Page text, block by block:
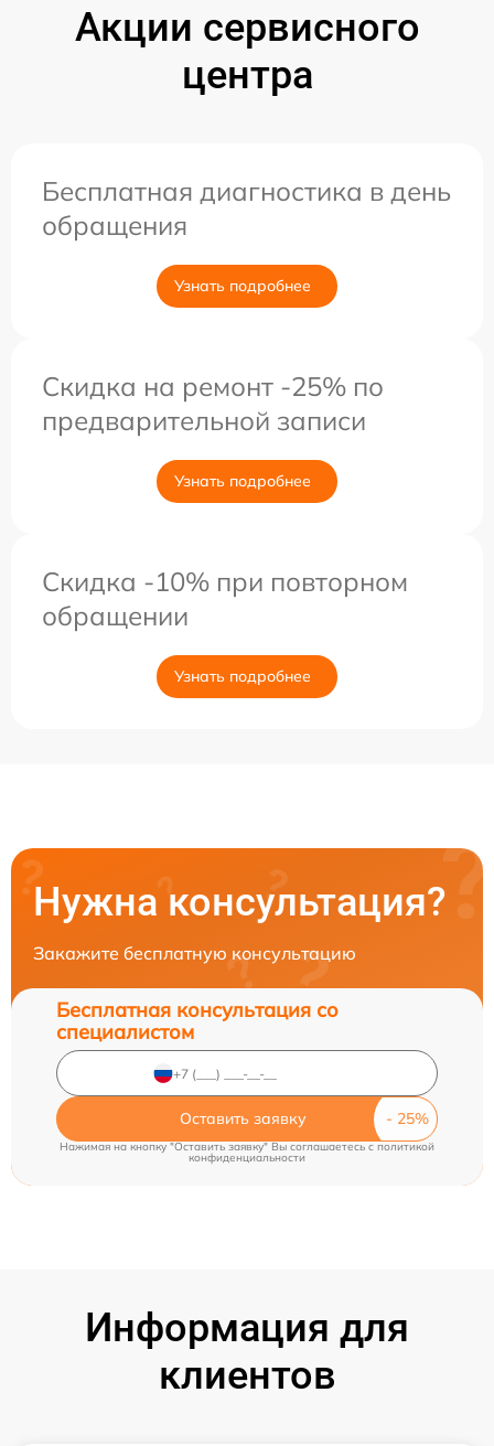
Акции сервисного
центра
Бесплатная диагностика в день
обращения
Узнать подробнее
Скидка на ремонт -25% по
предварительной записи
Узнать подробнее
Скидка -10% при повторном
обращении
Узнать подробнее
Нужна консультация?
Закажите бесплатную консультацию
Бесплатная консультация со
специалистом
Оставить заявку
Нажимая на кнопку "Оставить заявку" Вы соглашаетесь cполитикой
конфиденциальности
Информация для
клиентов